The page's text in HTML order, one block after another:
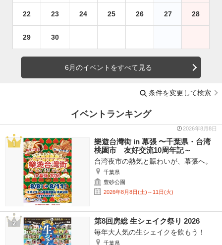
22 23 24 25 26 27 28
29 30
6月のイベントをすべて見る
条件を変更して検索
イベントランキング
2026年8月8日
樂遊台灣街 in 幕張 〜千葉県・台湾
桃園市 友好交流10周年記～
台湾夜市の熱気と賑わいが、幕張へ。
千葉県
豊砂公園
2026年8月8日(土)～11日(火)
第8回房総 生シェイク祭り 2026
毎年大人気の生シェイクを飲もう！
千葉県